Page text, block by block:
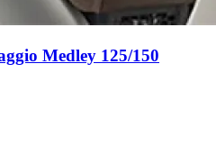
Medley 125/150